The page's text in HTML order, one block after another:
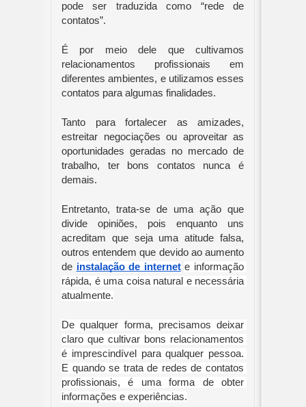
pode ser traduzida como “rede de
contatos”.
É por meio dele que cultivamos
relacionamentos profissionais em
diferentes ambientes, e utilizamos esses
contatos para algumas finalidades.
Tanto para fortalecer as amizades,
estreitar negociações ou aproveitar as
oportunidades geradas no mercado de
trabalho, ter bons contatos nunca é
demais.
Entretanto, trata-se de uma ação que
divide opiniões, pois enquanto uns
acreditam que seja uma atitude falsa,
outros entendem que devido ao aumento
de instalação de internet e informação
rápida, é uma coisa natural e necessária
atualmente.
De qualquer forma, precisamos deixar
claro que cultivar bons relacionamentos
é imprescindível para qualquer pessoa.
E quando se trata de redes de contatos
profissionais, é uma forma de obter
informações e experiências.